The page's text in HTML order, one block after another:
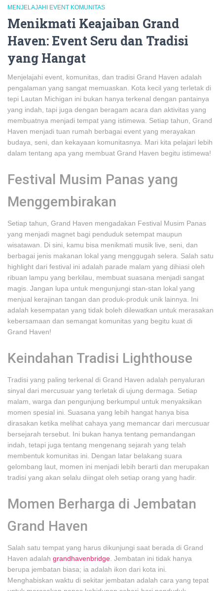
MENJELAJAHI EVENT KOMUNITAS
Menikmati Keajaiban Grand
Haven: Event Seru dan Tradisi
yang Hangat
Menjelajahi event, komunitas, dan tradisi Grand Haven adalah
pengalaman yang sangat memuaskan. Kota kecil yang terletak di
tepi Lautan Michigan ini bukan hanya terkenal dengan pantainya
yang indah, tapi juga dengan beragam acara dan aktivitas yang
membuatnya menjadi tempat yang istimewa. Setiap tahun, Grand
Haven menjadi tuan rumah berbagai event yang merayakan
budaya, seni, dan kekayaan komunitasnya. Mari kita pelajari lebih
dalam tentang apa yang membuat Grand Haven begitu istimewa!
Festival Musim Panas yang
Menggembirakan
Setiap tahun, Grand Haven mengadakan Festival Musim Panas
yang menjadi magnet bagi penduduk setempat maupun
wisatawan. Di sini, kamu bisa menikmati musik live, seni, dan
berbagai jenis makanan lokal yang menggugah selera. Salah satu
highlight dari festival ini adalah parade malam yang dihiasi oleh
ribuan lampu yang berkilau, membuat suasana menjadi sangat
magis. Jangan lupa untuk mengunjungi stan-stan lokal yang
menjual kerajinan tangan dan produk-produk unik lainnya. Ini
adalah kesempatan yang tidak boleh dilewatkan untuk merasakan
kebersamaan dan semangat komunitas yang begitu kuat di
Grand Haven!
Keindahan Tradisi Lighthouse
Tradisi yang paling terkenal di Grand Haven adalah penyaluran
sinyal dari mercusuar yang terletak di ujung dermaga. Setiap
malam, warga dan pengunjung berkumpul untuk menyaksikan
momen spesial ini. Suasana yang lebih hangat hanya bisa
dirasakan ketika melihat cahaya yang memancar dari mercusuar
bersejarah tersebut. Ini bukan hanya tentang pemandangan
indah, tetapi juga tentang mengenang sejarah yang telah
membentuk komunitas ini. Dengan latar belakang suara
gelombang laut, momen ini menjadi lebih berarti dan merupakan
tradisi yang akan selalu diingat oleh setiap orang yang hadir.
Momen Berharga di Jembatan
Grand Haven
Salah satu tempat yang harus dikunjungi saat berada di Grand
Haven adalah grandhavenbridge . Jembatan ini tidak hanya
berupa jembatan biasa; ia adalah ikon dari kota ini.
Menghabiskan waktu di sekitar jembatan adalah cara yang tepat